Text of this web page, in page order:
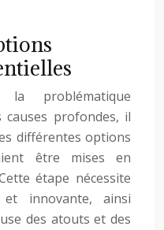
problématique
profondes, il
différentes options
être mises en
étape nécessite
et innovante, ainsi
des atouts et des